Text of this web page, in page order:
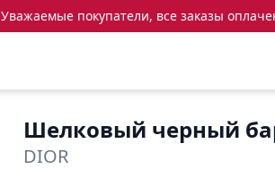
Уважаемые покупатели, все заказы
Шелковый черный
DIOR